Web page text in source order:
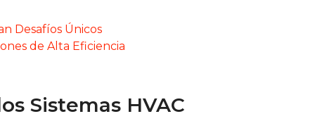
Desafíos Únicos
de Alta Eficiencia
Sistemas HVAC